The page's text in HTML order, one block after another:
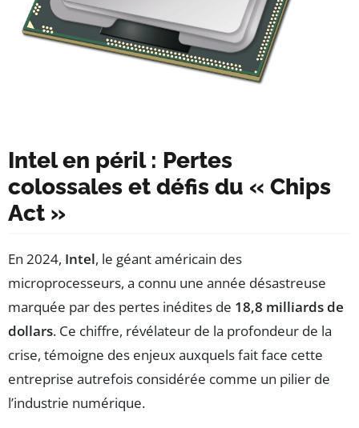
Intel en péril : Pertes
colossales et défis du « Chips
Act »
En 2024, Intel, le géant américain des
microprocesseurs, a connu une année désastreuse
marquée par des pertes inédites de 18,8 milliards de
dollars. Ce chiffre, révélateur de la profondeur de la
crise, témoigne des enjeux auxquels fait face cette
entreprise autrefois considérée comme un pilier de
l’industrie numérique.